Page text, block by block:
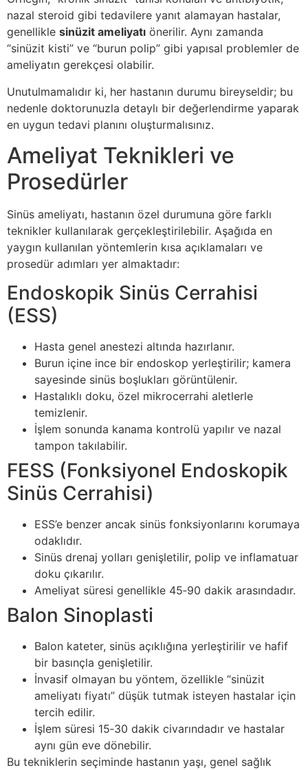
nazal steroid gibi tedavilere yanıt alamayan hastalar,
genellikle sinüzit ameliyatı önerilir. Aynı zamanda
“sinüzit kisti” ve “burun polip” gibi yapısal problemler de
ameliyatın gerekçesi olabilir.
Unutulmamalıdır ki, her hastanın durumu bireyseldir; bu
nedenle doktorunuzla detaylı bir değerlendirme yaparak
en uygun tedavi planını oluşturmalısınız.
Ameliyat Teknikleri ve
Prosedürler
Sinüs ameliyatı, hastanın özel durumuna göre farklı
teknikler kullanılarak gerçekleştirilebilir. Aşağıda en
yaygın kullanılan yöntemlerin kısa açıklamaları ve
prosedür adımları yer almaktadır:
Endoskopik Sinüs Cerrahisi
(ESS)
Hasta genel anestezi altında hazırlanır.
Burun içine ince bir endoskop yerleştirilir; kamera
sayesinde sinüs boşlukları görüntülenir.
Hastalıklı doku, özel mikrocerrahi aletlerle
temizlenir.
İşlem sonunda kanama kontrolü yapılır ve nazal
tampon takılabilir.
FESS (Fonksiyonel Endoskopik
Sinüs Cerrahisi)
ESS’e benzer ancak sinüs fonksiyonlarını korumaya
odaklıdır.
Sinüs drenaj yolları genişletilir, polip ve inflamatuar
doku çıkarılır.
Ameliyat süresi genellikle 45‑90 dakik arasındadır.
Balon Sinoplasti
Balon kateter, sinüs açıklığına yerleştirilir ve hafif
bir basınçla genişletilir.
İnvasif olmayan bu yöntem, özellikle “sinüzit
ameliyatı fiyatı” düşük tutmak isteyen hastalar için
tercih edilir.
İşlem süresi 15‑30 dakik civarındadır ve hastalar
aynı gün eve dönebilir.
Bu tekniklerin seçiminde hastanın yaşı, genel sağlık